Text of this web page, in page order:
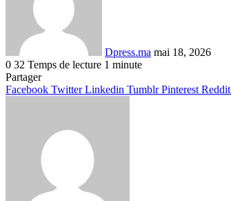
Dpress.ma mai 18, 2026
0 32 Temps de lecture 1 minute
Facebook
Twitter
Linkedin
Tumblr
Pinterest
Reddit
VKontakte
Odnoklassniki
Pocket
Partager
Facebook Twitter Linkedin Tumblr Pinterest Reddit